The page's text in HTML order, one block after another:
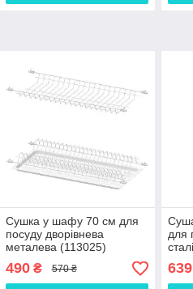
Сушка у шафу 70 см для
посуду дворівнева
металева (113025)
490₴ 570 ₴
для
639